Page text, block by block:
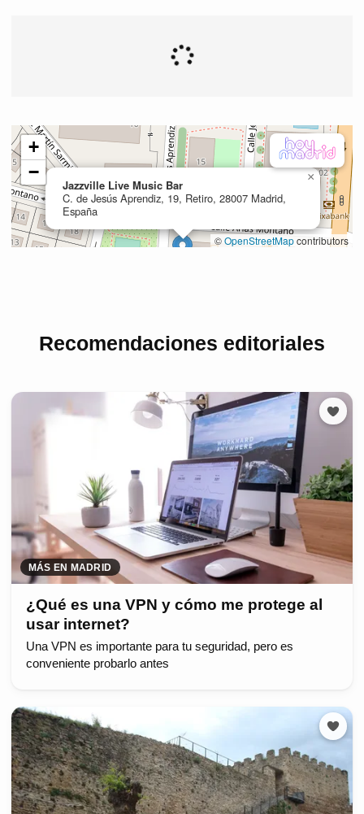
Recomendaciones editoriales
MÁS EN MADRID
¿Qué es una VPN y cómo me protege al
usar internet?
Una VPN es importante para tu seguridad, pero es
conveniente probarlo antes